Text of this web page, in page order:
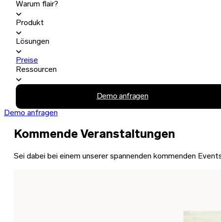
Warum flair?
Produkt
Lösungen
Preise
Ressourcen
Demo anfragen
Demo anfragen
Kommende Veranstaltungen
Sei dabei bei einem unserer spannenden kommenden